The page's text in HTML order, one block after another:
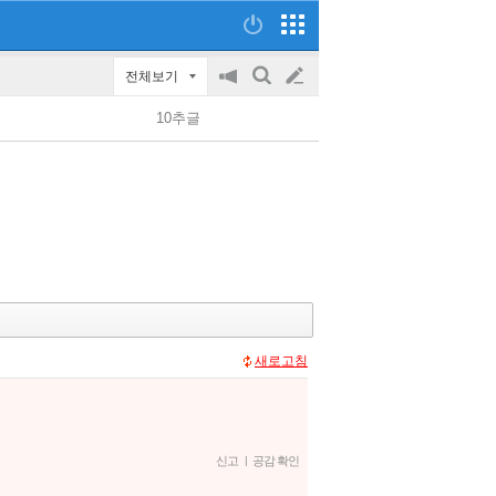
전체보기
공
on/off
검
글
쓰
10추글
새로고침
신고 | 공감 확인